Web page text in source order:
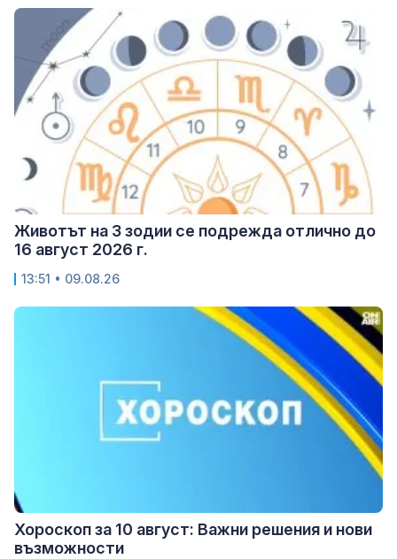
Животът на 3 зодии се подрежда отлично до
16 август 2026 г.
13:51 • 09.08.26
Хороскоп за 10 август: Важни решения и нови
възможности